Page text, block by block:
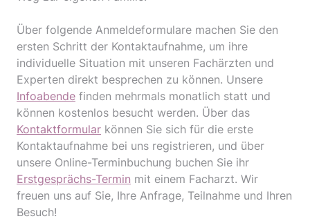
Über folgende Anmeldeformulare machen Sie den
ersten Schritt der Kontaktaufnahme, um ihre
individuelle Situation mit unseren Fachärzten und
Experten direkt besprechen zu können. Unsere
Infoabende finden mehrmals monatlich statt und
können kostenlos besucht werden. Über das
Kontaktformular können Sie sich für die erste
Kontaktaufnahme bei uns registrieren, und über
unsere Online-Terminbuchung buchen Sie ihr
Erstgesprächs-Termin mit einem Facharzt. Wir
freuen uns auf Sie, Ihre Anfrage, Teilnahme und Ihren
Besuch!